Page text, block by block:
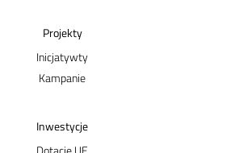
Projekty
Inicjatywty
Kampanie
Inwestycje